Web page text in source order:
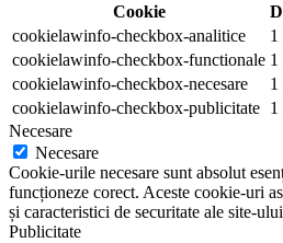
Cookie
cookielawinfo-checkbox-analitice
1
cookielawinfo-checkbox-functionale 1
cookielawinfo-checkbox-necesare
1
cookielawinfo-checkbox-publicitate 1
Necesare
Necesare
Cookie-urile necesare sunt absolut
funcționeze corect. Aceste cookie-uri
și caracteristici de securitate ale site-
Publicitate